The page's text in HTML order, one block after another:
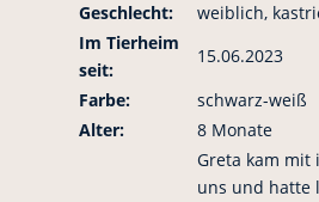
Geschlecht:
weiblich,
Im Tierheim
seit:
15.06.2023
Farbe:
schwarz-weiß
Alter:
8 Monate
Greta kam mit
uns und hatte